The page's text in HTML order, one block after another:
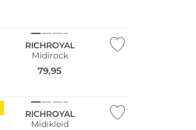
RICHROYAL
Midirock
79,95
RICHROYAL
Midikleid